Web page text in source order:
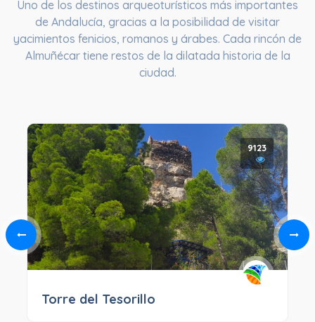
Uno de los destinos arqueoturísticos más importantes
de Andalucía, gracias a la posibilidad de visitar
yacimientos fenicios, romanos y árabes. Cada rincón de
Almuñécar tiene restos de la dilatada historia de la
ciudad.
9123
Torre del Tesorillo